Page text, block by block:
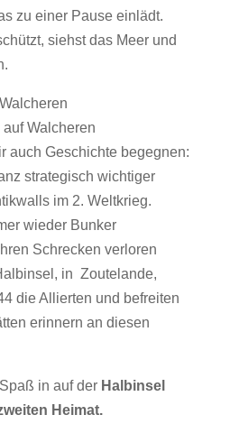
zu einer Pause einlädt.
siehst das Meer und
Walcheren
auch Geschichte begegnen:
strategisch wichtiger
im 2. Weltkrieg.
wieder Bunker
Schrecken verloren
in Zoutelande,
die Allierten und befreiten
erinnern an diesen
in auf der Halbinsel
Heimat.